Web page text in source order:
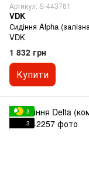
Артикул: S-443761
VDK
Сидіння Alpha
VDK
1 832 грн
Купити
3
3